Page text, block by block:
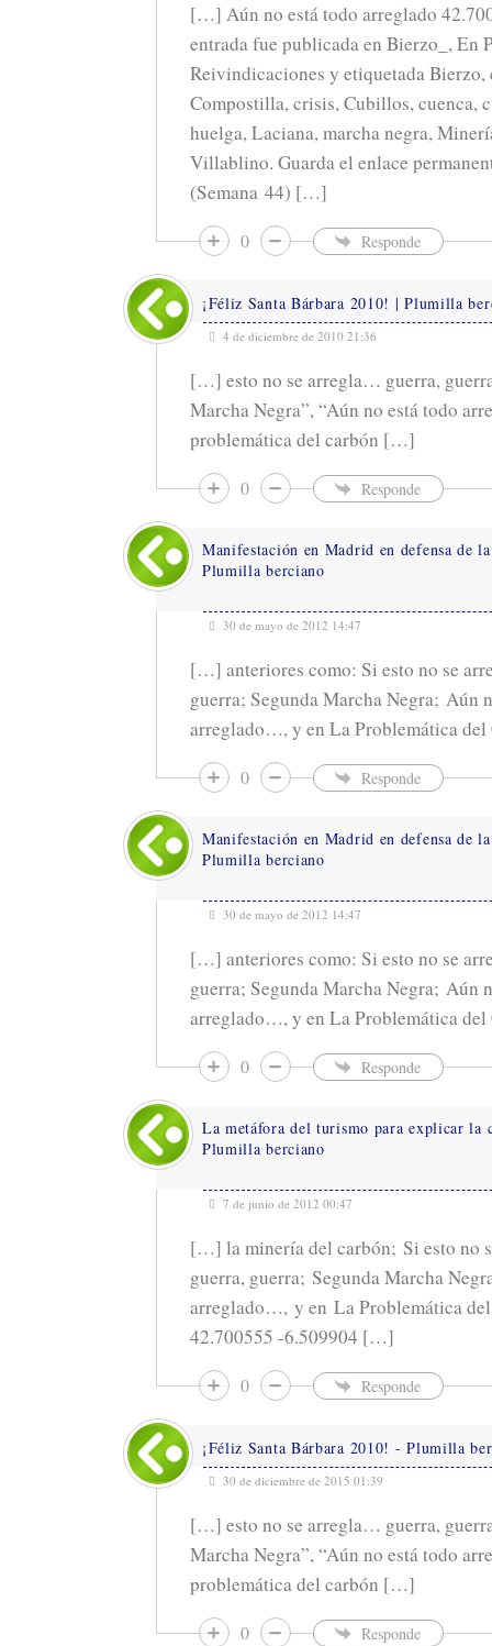
[…] Aún no está todo arreglado
entrada fue publicada en Bierzo_, En
Reivindicaciones y etiquetada Bierzo,
Compostilla, crisis, Cubillos, cuenca,
huelga, Laciana, marcha negra,
Villablino. Guarda el enlace
(Semana 44) […]
0 Responde
¡Féliz Santa Bárbara 2010! | Plumilla
4 de diciembre de 2010 21:36
[…] esto no se arregla… guerra,
Marcha Negra”, “Aún no está todo
problemática del carbón […]
0 Responde
Manifestación en Madrid en defensa de
Plumilla berciano
30 de mayo de 2012 14:47
[…] anteriores como: Si esto no se
guerra; Segunda Marcha Negra; Aún
arreglado…, y en La Problemática
0 Responde
Manifestación en Madrid en defensa de
Plumilla berciano
30 de mayo de 2012 14:47
[…] anteriores como: Si esto no se
guerra; Segunda Marcha Negra; Aún
arreglado…, y en La Problemática
0 Responde
La metáfora del turismo para explicar la
Plumilla berciano
7 de junio de 2012 00:47
[…] la minería del carbón; Si esto no
guerra, guerra; Segunda Marcha
arreglado…, y en La Problemática
42.700555 -6.509904 […]
0 Responde
¡Féliz Santa Bárbara 2010! - Plumilla
30 de diciembre de 2015 01:39
[…] esto no se arregla… guerra,
Marcha Negra”, “Aún no está todo
problemática del carbón […]
0 Responde